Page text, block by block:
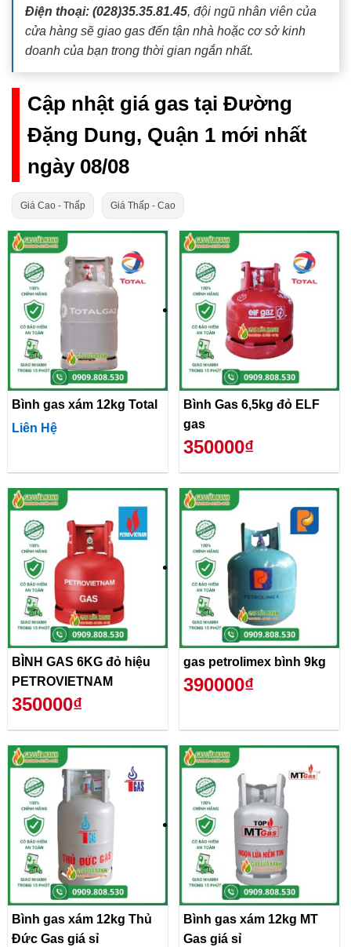
Điện thoại: (028)35.35.81.45, đội ngũ nhân viên của
cửa hàng sẽ giao gas đến tận nhà hoặc cơ sở kinh
doanh của bạn trong thời gian ngắn nhất.
Cập nhật giá gas tại Đường
Đặng Dung, Quận 1 mới nhất
ngày 08/08
Giá Cao - Thấp Giá Thấp - Cao
Bình gas xám 12kg Total
Liên Hệ
Bình Gas 6,5kg đỏ ELF
gas
350000₫
BÌNH GAS 6KG đỏ hiệu
PETROVIETNAM
350000₫
gas petrolimex bình 9kg
390000₫
Bình gas xám 12kg Thủ
Đức Gas giá sỉ
Bình gas xám 12kg MT
Gas giá sỉ